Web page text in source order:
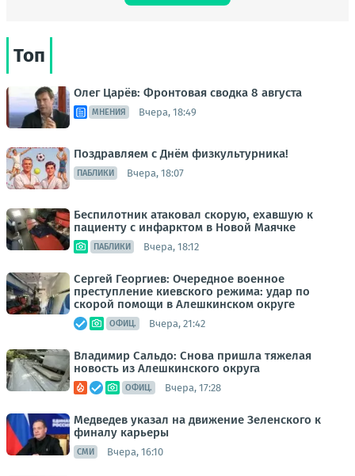
Топ
Олег Царёв: Фронтовая сводка 8 августа
МНЕНИЯ Вчера, 18:49
Поздравляем с Днём физкультурника!
ПАБЛИКИ Вчера, 18:07
Беспилотник атаковал скорую, ехавшую к
пациенту с инфарктом в Новой Маячке
ПАБЛИКИ Вчера, 18:12
Сергей Георгиев: Очередное военное
преступление киевского режима: удар по
скорой помощи в Алешкинском округе
ОФИЦ. Вчера, 21:42
Владимир Сальдо: Снова пришла тяжелая
новость из Алешкинского округа
ОФИЦ. Вчера, 17:28
Медведев указал на движение Зеленского к
финалу карьеры
СМИ Вчера, 16:10